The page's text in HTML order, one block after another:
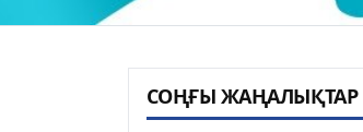
СОҢҒЫ ЖАҢАЛЫҚТАР